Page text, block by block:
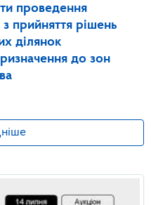
проведення
з прийняття рішень
ділянок
до зон